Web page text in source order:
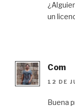
un
Com
12 DE
Buena